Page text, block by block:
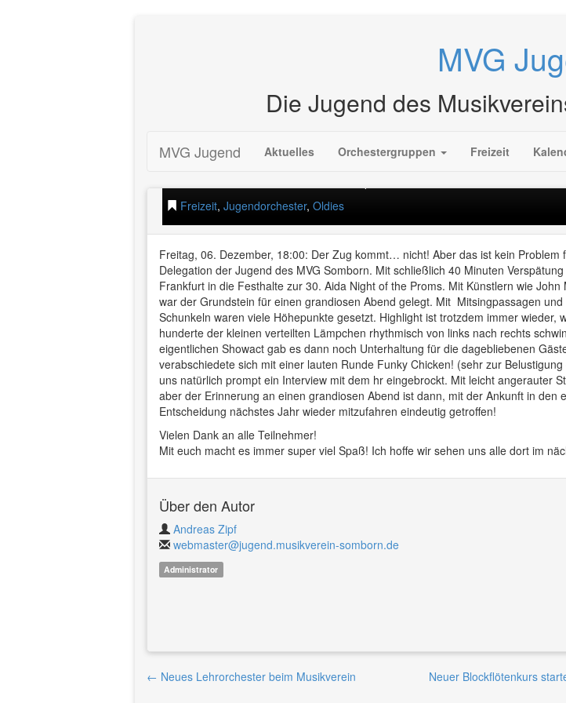
MVG
Die Jugend des
Inhalt
MVG Jugend Aktuelles Orchestergruppen Freizeit
Die Jugend auf der AIDA Night of the Proms
Freizeit, Jugendorchester, Oldies
Freitag, 06. Dezember, 18:00: Der Zug kommt… nicht! Aber das ist kein Problem
Delegation der Jugend des MVG Somborn. Mit schließlich 40 Minuten
Frankfurt in die Festhalte zur 30. Aida Night of the Proms. Mit Künstlern wie John
war der Grundstein für einen grandiosen Abend gelegt. Mit Mitsingpassagen
Schunkeln waren viele Höhepunkte gesetzt. Highlight ist trotzdem immer wieder,
hunderte der kleinen verteilten Lämpchen rhythmisch von links nach rechts
eigentlichen Showact gab es dann noch Unterhaltung für die dagebliebenen
verabschiedete sich mit einer lauten Runde Funky Chicken! (sehr zur
uns natürlich prompt ein Interview mit dem hr eingebrockt. Mit leicht angerauter
aber der Erinnerung an einen grandiosen Abend ist dann, mit der Ankunft in den
Entscheidung nächstes Jahr wieder mitzufahren eindeutig getroffen!
Vielen Dank an alle Teilnehmer!
Mit euch macht es immer super viel Spaß! Ich hoffe wir sehen uns alle dort im
Über den Autor
Andreas Zipf
webmaster@jugend.musikverein-somborn.de
Administrator
Beitrags-
← Neues Lehrorchester beim Musikverein
Neuer Blockflötenkurs